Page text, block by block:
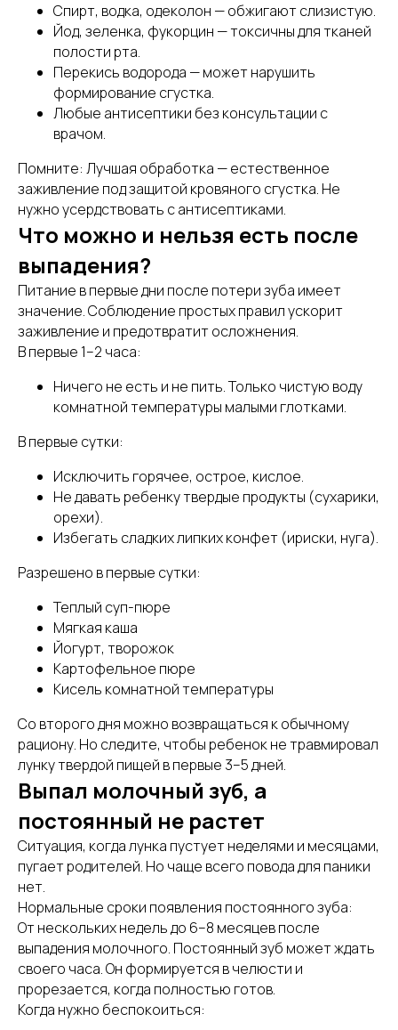
Спирт, водка, одеколон — обжигают слизистую.
Йод, зеленка, фукорцин — токсичны для тканей
полости рта.
Перекись водорода — может нарушить
формирование сгустка.
Любые антисептики без консультации с
врачом.
Помните: Лучшая обработка — естественное
заживление под защитой кровяного сгустка. Не
нужно усердствовать с антисептиками.
Что можно и нельзя есть после
выпадения?
Питание в первые дни после потери зуба имеет
значение. Соблюдение простых правил ускорит
заживление и предотвратит осложнения.
В первые 1–2 часа:
Ничего не есть и не пить. Только чистую воду
комнатной температуры малыми глотками.
В первые сутки:
Исключить горячее, острое, кислое.
Не давать ребенку твердые продукты (сухарики,
орехи).
Избегать сладких липких конфет (ириски, нуга).
Разрешено в первые сутки:
Теплый суп-пюре
Мягкая каша
Йогурт, творожок
Картофельное пюре
Кисель комнатной температуры
Со второго дня можно возвращаться к обычному
рациону. Но следите, чтобы ребенок не травмировал
лунку твердой пищей в первые 3–5 дней.
Выпал молочный зуб, а
постоянный не растет
Ситуация, когда лунка пустует неделями и месяцами,
пугает родителей. Но чаще всего повода для паники
нет.
Нормальные сроки появления постоянного зуба:
От нескольких недель до 6–8 месяцев после
выпадения молочного. Постоянный зуб может ждать
своего часа. Он формируется в челюсти и
прорезается, когда полностью готов.
Когда нужно беспокоиться: